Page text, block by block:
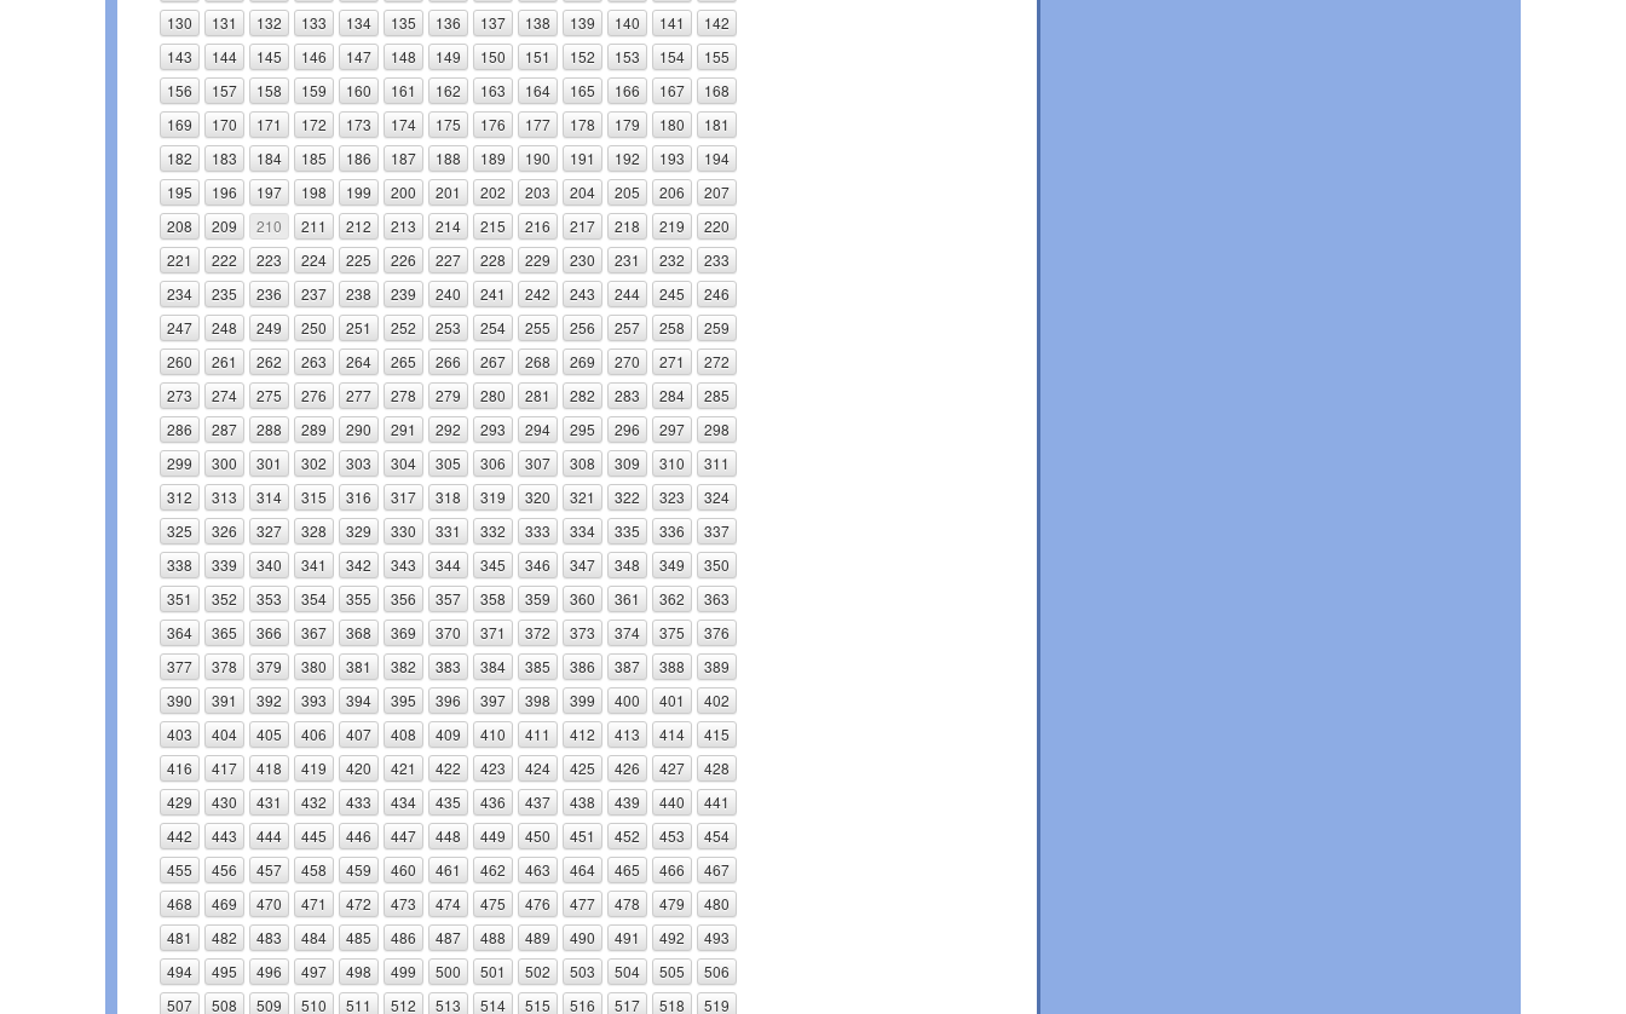
130
131 132 133 134 135 136 137 138 139 140 141
142
143
144 145 146 147 148 149 150 151 152 153 154
155
156
157 158 159 160 161 162 163 164 165 166 167
168
169
170 171 172 173 174 175 176 177 178 179 180
181
182
183 184 185 186 187 188 189 190 191 192 193
194
195
196 197 198 199 200 201 202 203 204 205 206
207
208
209 210 211 212 213 214 215 216 217 218 219
220
221
222 223 224 225 226 227 228 229 230 231 232
233
234
235 236 237 238 239 240 241 242 243 244 245
246
247
248 249 250 251 252 253 254 255 256 257 258
259
260
261 262 263 264 265 266 267 268 269 270 271
272
273
274 275 276 277 278 279 280 281 282 283 284
285
286
287 288 289 290 291 292 293 294 295 296 297
298
299
300 301 302 303 304 305 306 307 308 309 310
311
312
313 314 315 316 317 318 319 320 321 322 323
324
325
326 327 328 329 330 331 332 333 334 335 336
337
338
339 340 341 342 343 344 345 346 347 348 349
350
351
352 353 354 355 356 357 358 359 360 361 362
363
364
365 366 367 368 369 370 371 372 373 374 375
376
377
378 379 380 381 382 383 384 385 386 387 388
389
390
391 392 393 394 395 396 397 398 399 400 401
402
403
404 405 406 407 408 409 410 411 412 413 414
415
416
417 418 419 420 421 422 423 424 425 426 427
428
429
430 431 432 433 434 435 436 437 438 439 440
441
442
443 444 445 446 447 448 449 450 451 452 453
454
455
456 457 458 459 460 461 462 463 464 465 466
467
468
469 470 471 472 473 474 475 476 477 478 479
480
481
482 483 484 485 486 487 488 489 490 491 492
493
494
495 496 497 498 499 500 501 502 503 504 505
506
507
508 509 510 511 512 513 514 515 516 517 518 519